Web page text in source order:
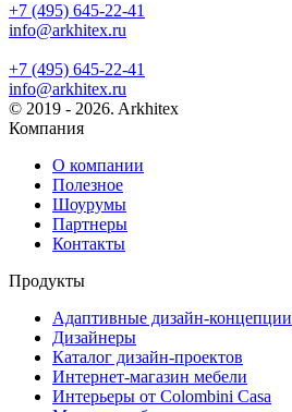
+7 (495) 645-22-41
info@arkhitex.ru
+7 (495) 645-22-41
info@arkhitex.ru
© 2019 - 2026. Arkhitex
Компания
О компании
Полезное
Шоурумы
Партнеры
Контакты
Продукты
Адаптивные дизайн-концепции
Дизайнеры
Каталог дизайн-проектов
Интернет-магазин мебели
Интерьеры от Colombini Casa